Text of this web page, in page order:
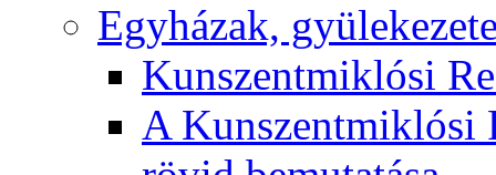
Egyházak,
Kunszentmiklósi
A Kunszentmiklósi